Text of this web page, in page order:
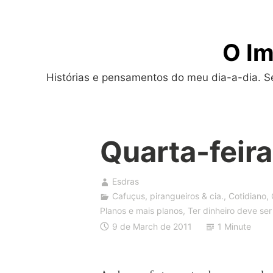
O
Histórias e pensamentos do meu dia-a-dia.
Quarta-
Esdras
Cafuçus, pirangueiros & cia., Cotidiano,
Planos e mais planos, Ter dinheiro deve
9 de March de 2011
1 Minute